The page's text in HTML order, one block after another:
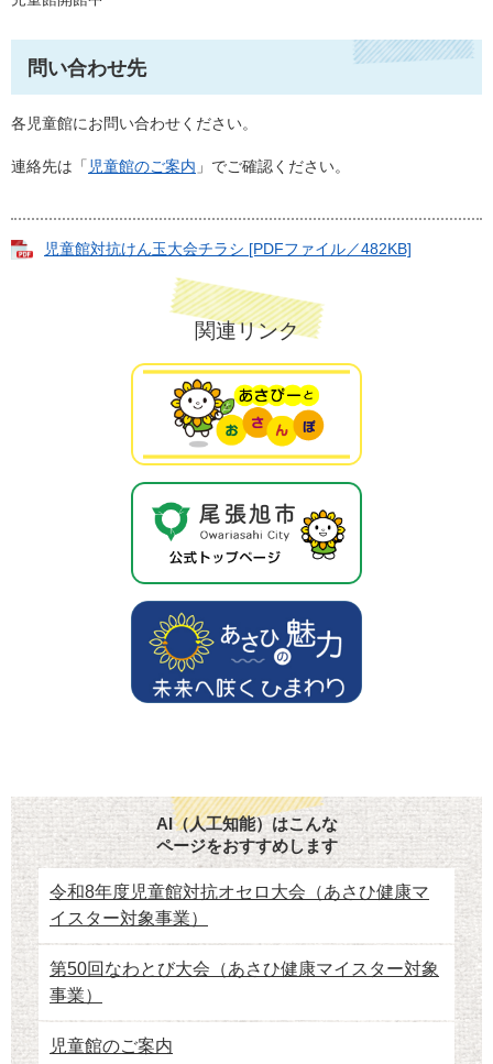
問い合わせ先
各児童館にお問い合わせください。
連絡先は「 児童館のご案内 」でご確認ください。
児童館対抗けん玉大会チラシ [PDFファイル／482KB]
関連リンク
AI（人工知能）はこんな
ページをおすすめします
令和8年度児童館対抗オセロ大会（あさひ健康マ
イスター対象事業）
第50回なわとび大会（あさひ健康マイスター対象
事業）
児童館のご案内